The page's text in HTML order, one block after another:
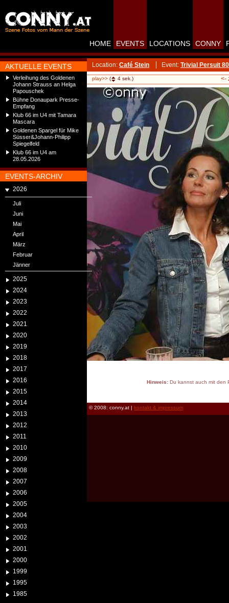
AKTUELLE EVENTS
Verleihung des Goldenen
Johann Strauss an Helga
Papouschek
Bühne Donaupark Presse-
Empfang
Klub 66 im U4 mit Tamara
Mascara
Goldenen Spargel für Mike
Süsser&Johann-Philipp
Spiegelfeld
Klub 66 im U4 am
28.05.2026
EVENTS-ARCHIV
2026
Juli
Juni
Mai
April
März
Februar
Jänner
2025
2024
2023
2022
2021
2020
2019
2018
2017
2016
2015
2014
2013
2012
2011
2010
2009
2008
2007
2006
2005
2004
2003
2002
2001
2000
1999
1995
1985
HOME EVENTS LOCATIONS CONNY
Location: Café Stein Event: Trivial Persuit
play>> ( 4 sek.) <-
Hinweis:Du kannst auch mit den
© 2008: conny.at | kontakt & impressum